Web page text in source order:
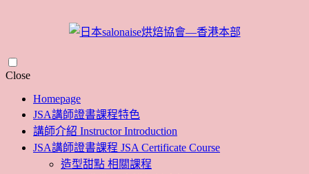
CloseSkip
content
Homepage
JSA講師證書課程特色
講師介紹 Instructor Introduction
JSA講師證書課程 JSA Certificate Course
造型甜點 相關課程